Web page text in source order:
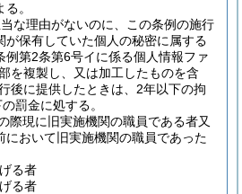
。
な理由がないのに、この条例の施行
が保有していた個人の秘密に属する
例第2条第6号イに係る個人情報ファ
を複製し、又は加工したものを含
後に提供したときは、2年以下の拘
罰金に処する。
際現に旧実施機関の職員である者又
において旧実施機関の職員であった
る者
る者